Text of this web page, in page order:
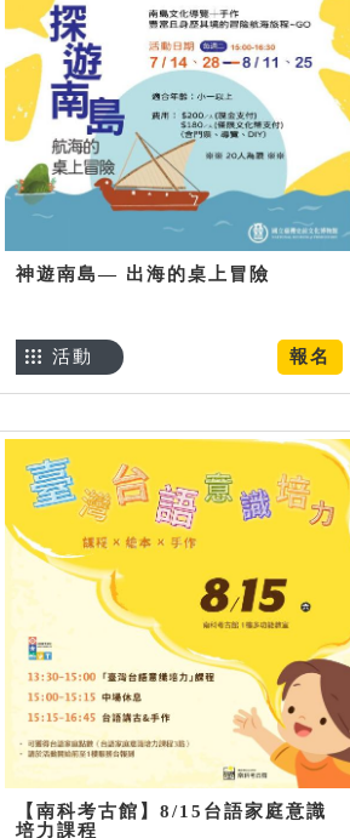
神遊南島— 出海的桌上冒險
報名
活動
【南科考古館】8/15台語家庭意識
培力課程